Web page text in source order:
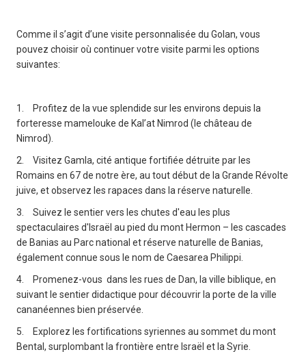
Comme il s’agit d’une visite personnalisée du Golan, vous
pouvez choisir où continuer votre visite parmi les options
suivantes:
1.
Profitez de la vue splendide sur les environs depuis la
forteresse mamelouke de Kal’at Nimrod (le château de
Nimrod).
2.
Visitez Gamla, cité antique fortifiée détruite par les
Romains en 67 de notre ère, au tout début de la Grande Révolte
juive, et observez les rapaces dans la réserve naturelle.
3.
Suivez le sentier vers les chutes d'eau les plus
spectaculaires d'Israël au pied du mont Hermon – les cascades
de Banias au Parc national et réserve naturelle de Banias,
également connue sous le nom de Caesarea Philippi.
4.
Promenez-vous dans les rues de Dan, la ville biblique, en
suivant le sentier didactique pour découvrir la porte de la ville
cananéennes bien préservée.
5.
Explorez les fortifications syriennes au sommet du mont
Bental, surplombant la frontière entre Israël et la Syrie.